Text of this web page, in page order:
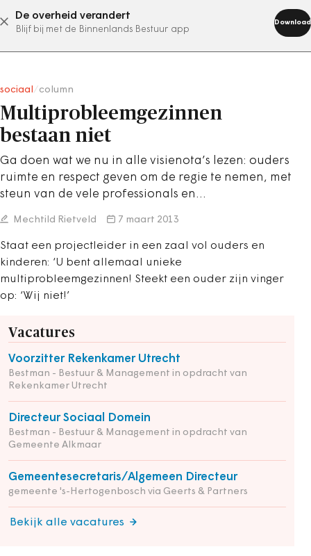
De overheid verandert
Blijf bij met de Binnenlands Bestuur app
Download
abonneer nu
sociaal column
Multiprobleemgezinnen
bestaan niet
Ga doen wat we nu in alle visienota’s lezen: ouders
ruimte en respect geven om de regie te nemen, met
steun van de vele professionals en…
Mechtild Rietveld 7 maart 2013
Staat een projectleider in een zaal vol ouders en
kinderen: ‘U bent allemaal unieke
multiprobleemgezinnen! Steekt een ouder zijn vinger
op: ‘Wij niet!’
Vacatures
Voorzitter Rekenkamer Utrecht
Bestman - Bestuur & Management in opdracht van
Rekenkamer Utrecht
Directeur Sociaal Domein
Bestman - Bestuur & Management in opdracht van
Gemeente Alkmaar
Gemeentesecretaris/Algemeen Directeur
gemeente 's-Hertogenbosch via Geerts & Partners
Bekijk alle vacatures